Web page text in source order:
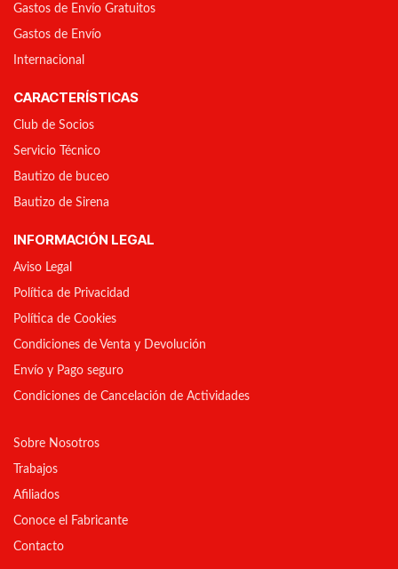
Gastos de Envío Gratuitos
Gastos de Envío
Internacional
CARACTERÍSTICAS
Club de Socios
Servicio Técnico
Bautizo de buceo
Bautizo de Sirena
INFORMACIÓN LEGAL
Aviso Legal
Política de Privacidad
Política de Cookies
Condiciones de Venta y Devolución
Envío y Pago seguro
Condiciones de Cancelación de Actividades
Sobre Nosotros
Trabajos
Afiliados
Conoce el Fabricante
Contacto